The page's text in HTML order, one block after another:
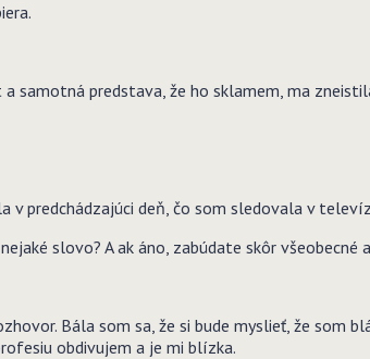
samotná predstava, že ho sklamem, ma
predchádzajúci deň, čo som sledovala v
slovo? A ak áno, zabúdate skôr
Bála som sa, že si bude myslieť, že som
obdivujem a je mi blízka.